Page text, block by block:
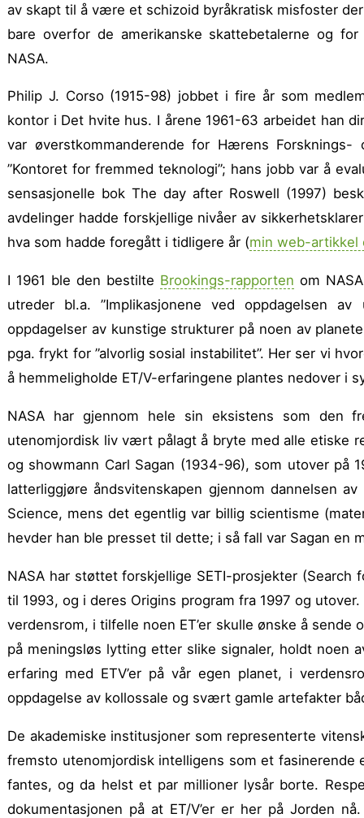
av skapt til å være et schizoid byråkratisk misfoster
bare overfor de ameri­kanske skattebetalerne og
NASA.
Philip J. Corso (1915-98) jobbet i fire år som
kontor i Det hvite hus. I årene 1961-63 arbeidet han
var øverst­kommanderende for Hærens
”Kontoret for frem­med teknologi”; hans jobb var å
sensasjonelle bok The day after Roswell (1997)
avdelinger hadde forskjel­lige nivåer av
hva som hadde foregått i tidligere år (min web-artikkel
I 1961 ble den bestilte Brookings-rapporten om
utreder bl.a. ”Implika­sjonene ved oppdagelsen
oppdagelser av kunstige strukturer på noen av
pga. frykt for ”alvorlig sosial instabilitet”. Her ser vi
å hemmeligholde ET/V-erfaringene plantes nedover i
NASA har gjennom hele sin eksistens som den
utenomjordisk liv vært pålagt å bryte med alle etiske
og showmann Carl Sagan (1934-96), som utover
latterliggjøre åndsvitenskapen gjennom dannelsen
Science, mens det egentlig var billig scientisme
hevder han ble presset til dette; i så fall var Sagan en
NASA har støttet forskjellige SETI-prosjekter
til 1993, og i deres Origins program fra 1997 og
verdensrom, i tilfelle noen ET’er skulle ønske å
på menings­løs lytting etter slike signaler, holdt noen
erfaring med ETV’er på vår egen planet, i
oppdagelse av kollossale og svært gamle artefakter
De akademiske institusjoner som representerte
fremsto utenomjordisk intelli­gens som et fasi­nerende
fantes, og da helst et par millioner lysår borte.
dokumenta­sjonen på at ET/V’er er her på Jorden